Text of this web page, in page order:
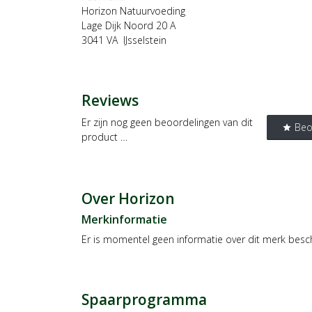
Horizon Natuurvoeding
Lage Dijk Noord 20 A
3041 VA IJsselstein
Reviews
star
Er zijn nog geen beoordelingen van dit
product …
Over Horizon
Merkinformatie
Er is momentel geen informatie over dit merk
Spaarprogramma